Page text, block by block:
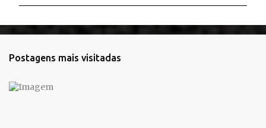
n
r
Postagens mais visitadas